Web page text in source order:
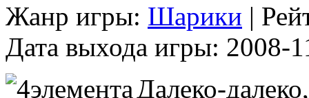
Жанр игры: Шарики |
Дата выхода игры: 2008-
Далеко-далеко